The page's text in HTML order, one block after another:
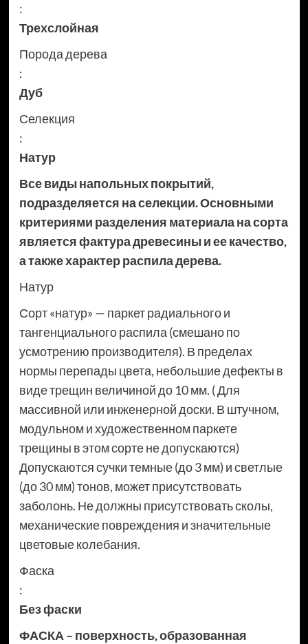
:
Трехслойная
Порода дерева
:
Дуб
Селекция
:
Натур
Все виды напольных покрытий,
подразделяется на селекции. Основными
критериями разделения материала на сорта
является фактура древесины и ее качество,
а также характер распила дерева.
Натур
Сорт «натур» — паркет радиального и
тангенциального распила (смешано по
усмотрению производителя). В пределах
нормы перепады цвета, небольшие дефекты в
виде трещин величиной до 10 мм. ( Для
массивной или инженерной доски. В штучном,
модульном и художественном паркете
трещины в этом сорте не допускаются)
Допускаются сучки темные (до 3 мм) и светлые
(до 30 мм) тонов, может присутствовать
заболонь. Не должны присутствовать сколы,
механические повреждения и значительные
цветовые колебания.
Фаска
:
Без фаски
ФАСКА – поверхность, образованная